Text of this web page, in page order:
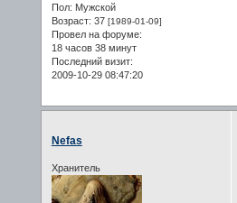
Пол: Мужской
Возраст: 37 [1989-01-09]
Провел на форуме:
18 часов 38 минут
Последний визит:
2009-10-29 08:47:20
Nefas
Хранитель